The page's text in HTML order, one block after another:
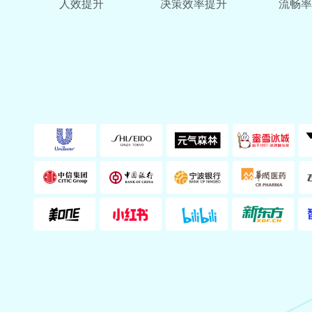
人效提升 决策效率提升 流畅